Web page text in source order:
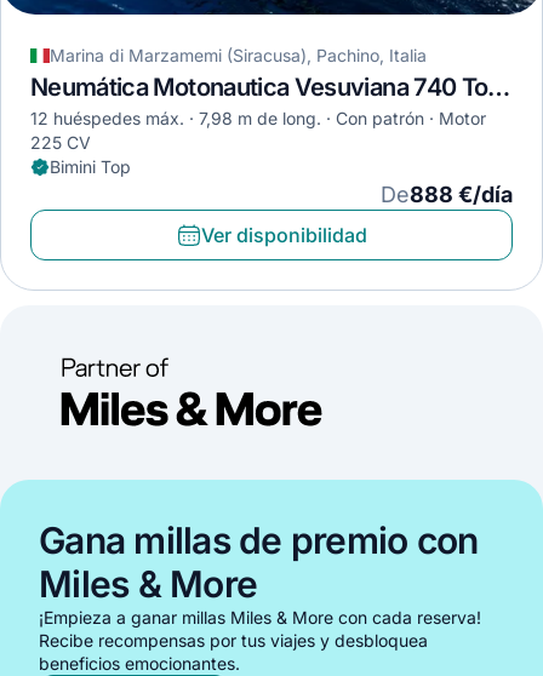
Marina di Marzamemi (Siracusa), Pachino, Italia
Neumática Motonautica Vesuviana 740 Touring · 2006
12 huéspedes máx. 7,98 m de long. Con patrón
Motor
225 CV
Bimini Top
De888 €/día
Ver disponibilidad
Gana millas de premio con
Miles & More
¡Empieza a ganar millas Miles & More con cada reserva!
Recibe recompensas por tus viajes y desbloquea
beneficios emocionantes.